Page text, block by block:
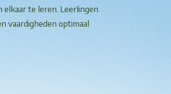
elkaar te leren. Leerlingen
vaardigheden optimaal